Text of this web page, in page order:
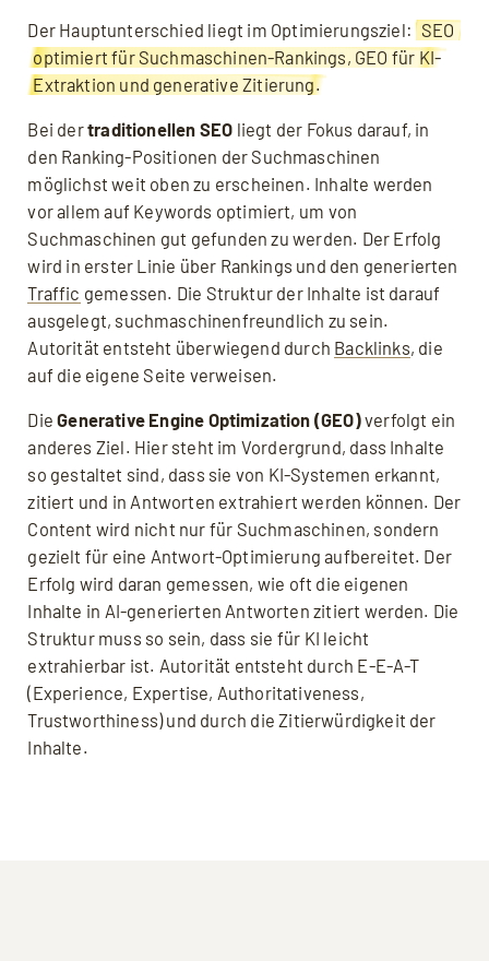
Der Hauptunterschied liegt im Optimierungsziel: SEO
optimiert für Suchmaschinen-Rankings, GEO für KI-
Extraktion und generative Zitierung.
Bei dertraditionellen SEO liegt der Fokus darauf, in
den Ranking-Positionen der Suchmaschinen
möglichst weit oben zu erscheinen. Inhalte werden
vor allem auf Keywords optimiert, um von
Suchmaschinen gut gefunden zu werden. Der Erfolg
wird in erster Linie über Rankings und den generierten
Traffic gemessen. Die Struktur der Inhalte ist darauf
ausgelegt, suchmaschinenfreundlich zu sein.
Autorität entsteht überwiegend durch Backlinks, die
auf die eigene Seite verweisen.
DieGenerative Engine Optimization (GEO)verfolgt ein
anderes Ziel. Hier steht im Vordergrund, dass Inhalte
so gestaltet sind, dass sie von KI-Systemen erkannt,
zitiert und in Antworten extrahiert werden können. Der
Content wird nicht nur für Suchmaschinen, sondern
gezielt für eine Antwort-Optimierung aufbereitet. Der
Erfolg wird daran gemessen, wie oft die eigenen
Inhalte in AI-generierten Antworten zitiert werden. Die
Struktur muss so sein, dass sie für KI leicht
extrahierbar ist. Autorität entsteht durch E-E-A-T
(Experience, Expertise, Authoritativeness,
Trustworthiness) und durch die Zitierwürdigkeit der
Inhalte.